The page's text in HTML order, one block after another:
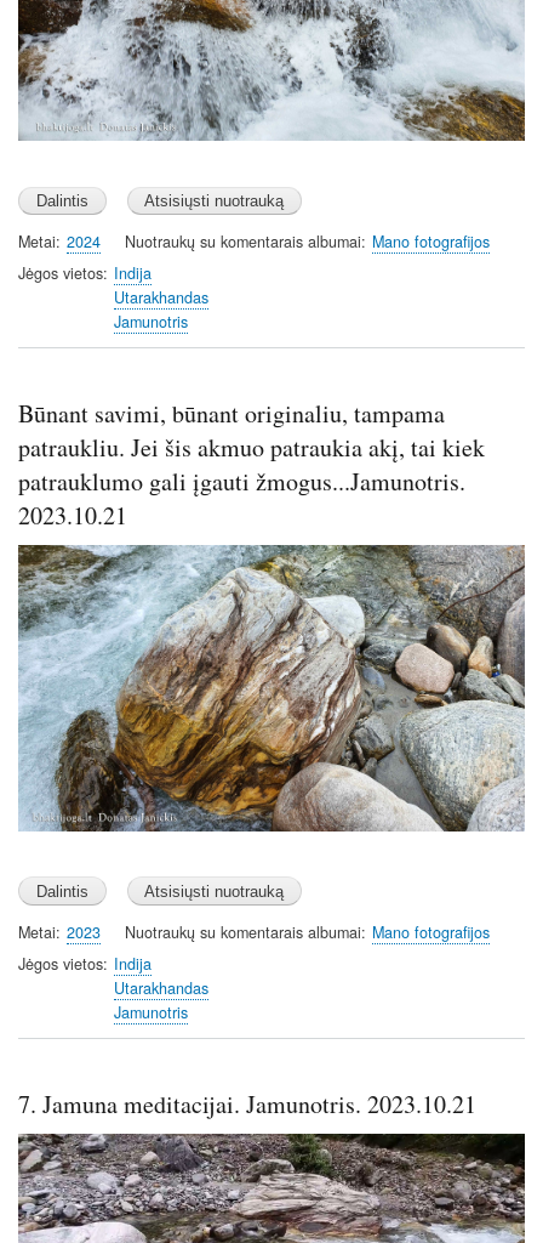
Metai 2024 Nuotraukų su komentarais albumai
Mano fotografijos
Jėgos vietos Indija
Utarakhandas
Jamunotris
Būnant savimi, būnant originaliu, tampama
patraukliu. Jei šis akmuo patraukia akį, tai kiek
patrauklumo gali įgauti žmogus...Jamunotris.
2023.10.21
Image
Metai 2023 Nuotraukų su komentarais albumai
Mano fotografijos
Jėgos vietos Indija
Utarakhandas
Jamunotris
7. Jamuna meditacijai. Jamunotris. 2023.10.21